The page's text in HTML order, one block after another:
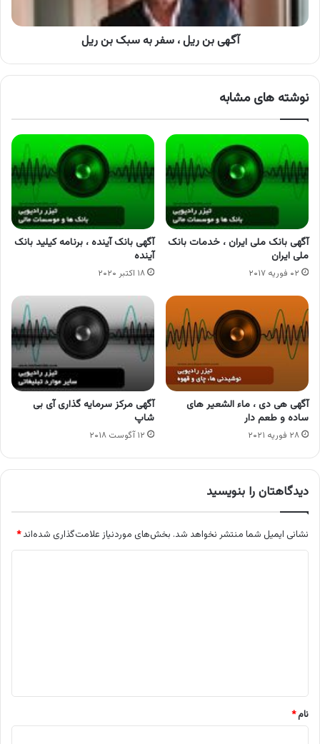
ریل
آگهی بن ریل ، سفر به سبک بن ریل
نوشته های مشابه
آگهی بانک ملی ایران ، خدمات بانک
ملی ایران
۰۲ فوریه ۲۰۱۷
آگهی بانک آینده ، برنامه کیلید بانک
آینده
۱۸ اکتبر ۲۰۲۰
آگهی هی دی ، ماء الشعیر های
ساده و طعم دار
۲۸ فوریه ۲۰۲۱
آگهی مرکز سرمایه گذاری آی بی
شاپ
۱۲ آگوست ۲۰۱۸
دیدگاهتان را بنویسید
نشانی ایمیل شما منتشر نخواهد شد. بخش‌های موردنیاز علامت‌گذاری شده‌اند*
نام*